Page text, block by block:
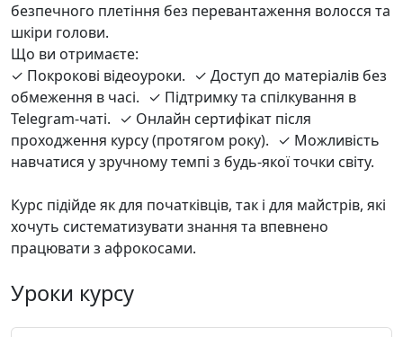
безпечного плетіння без перевантаження волосся та
шкіри голови.
Що ви отримаєте:
✓ Покрокові відеоуроки. ✓ Доступ до матеріалів без
обмеження в часі. ✓ Підтримку та спілкування в
Telegram-чаті. ✓ Онлайн сертифікат після
проходження курсу (протягом року). ✓ Можливість
навчатися у зручному темпі з будь-якої точки світу.
Курс підійде як для початківців, так і для майстрів, які
хочуть систематизувати знання та впевнено
працювати з афрокосами.
Уроки курсу